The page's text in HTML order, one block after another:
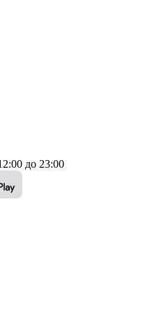
до 23:00